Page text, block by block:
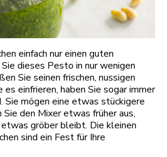
einfach nur einen guten
dieses Pesto in nur wenigen
Sie seinen frischen, nussigen
es einfrieren, haben Sie sogar immer
Sie mögen eine etwas stückigere
den Mixer etwas früher aus,
gröber bleibt. Die kleinen
sind ein Fest für Ihre